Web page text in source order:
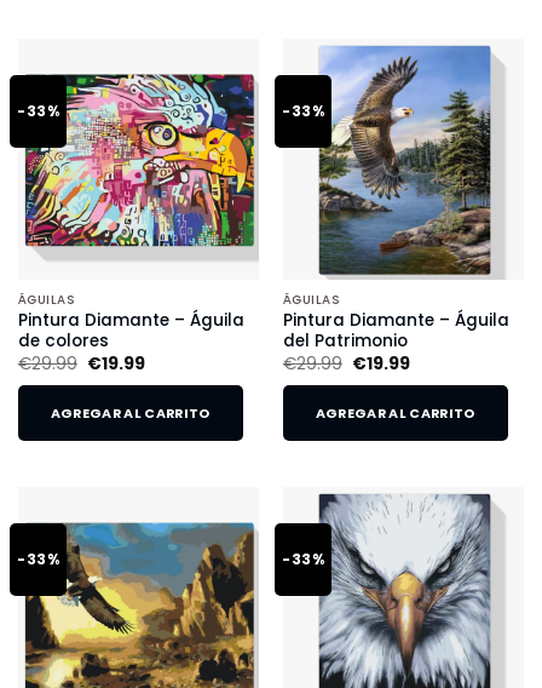
-33%
ÁGUILAS
Pintura Diamante – Águila
de colores
€29.99 €19.99
AGREGAR AL CARRITO
-33%
ÁGUILAS
Pintura Diamante – Águila
del Patrimonio
€29.99 €19.99
AGREGAR AL CARRITO
-33% -33%